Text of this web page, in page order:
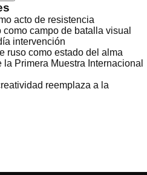
acto de resistencia
campo de batalla visual
intervención
ruso como estado del alma
Primera Muestra Internacional
reemplaza a la